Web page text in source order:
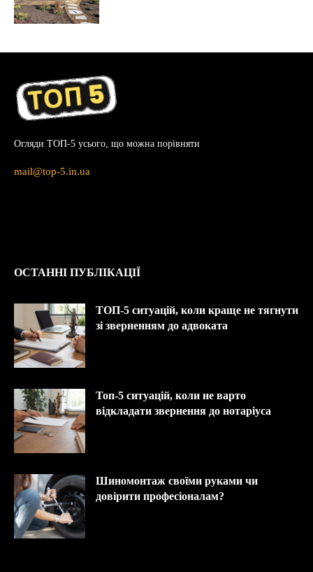
Огляди ТОП-5 усього, що можна порівняти
mail@top-5.in.ua
ОСТАННІ ПУБЛІКАЦІЇ
ТОП-5 ситуацій, коли краще не тягнути
зі зверненням до адвоката
Топ-5 ситуацій, коли не варто
відкладати звернення до нотаріуса
Шиномонтаж своїми руками чи
довірити професіоналам?